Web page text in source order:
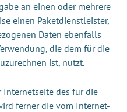
an einen oder mehrere
einen Paketdienstleister,
Daten ebenfalls
die dem für die
ist, nutzt.
Internetseite des für die
ferner die vom Internet-